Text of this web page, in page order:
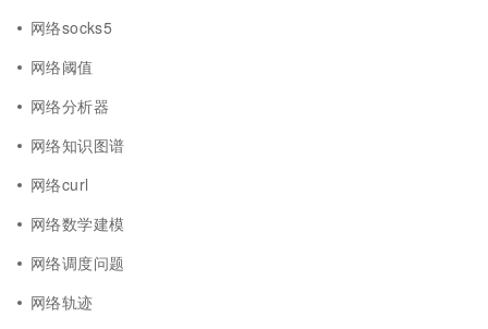
网络socks5
网络阈值
网络分析器
网络知识图谱
网络curl
网络数学建模
网络调度问题
网络轨迹